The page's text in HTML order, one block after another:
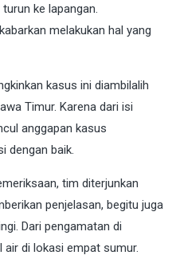
ke lapangan.
melakukan hal yang
kasus ini diambilalih
Timur. Karena dari isi
anggapan kasus
dengan baik.
tim diterjunkan
penjelasan, begitu juga
Dari pengamatan di
di lokasi empat sumur.